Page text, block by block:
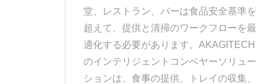
堂、レストラン、バーは食品安全基準を
超えて、提供と清掃のワークフローを最
適化する必要があります。AKAGITECH
のインテリジェントコンベヤーソリュー
ションは、食事の提供、トレイの収集、